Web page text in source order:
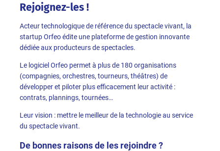
Rejoignez-les !
Acteur technologique de référence du spectacle vivant, la
startup Orfeo édite une plateforme de gestion innovante
dédiée aux producteurs de spectacles.
Le logiciel Orfeo permet à plus de 180 organisations
(compagnies, orchestres, tourneurs, théâtres) de
développer et piloter plus efficacement leur activité :
contrats, plannings, tournées…
Leur vision : mettre le meilleur de la technologie au service
du spectacle vivant.
De bonnes raisons de les rejoindre ?